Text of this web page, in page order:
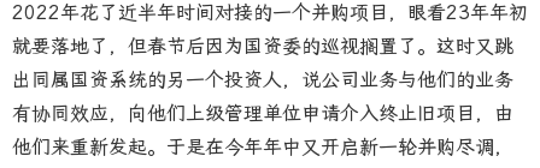
2022年花了近半年时间对接的一个并购项目，眼看23年年初
就要落地了，但春节后因为国资委的巡视搁置了。这时又跳
出同属国资系统的另一个投资人，说公司业务与他们的业务
有协同效应，向他们上级管理单位申请介入终止旧项目，由
他们来重新发起。于是在今年年中又开启新一轮并购尽调，